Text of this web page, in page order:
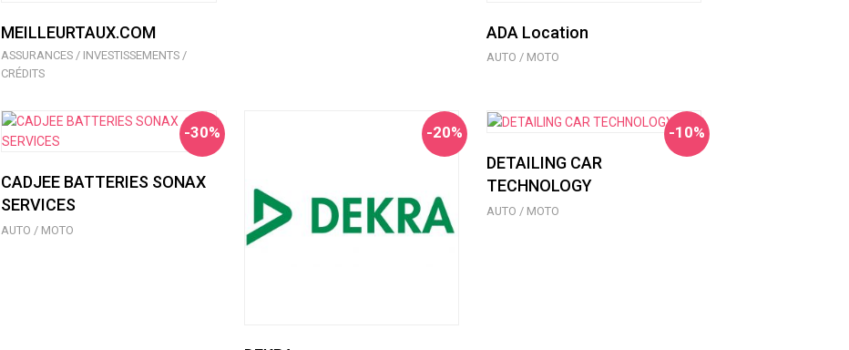
MEILLEURTAUX.COM
ASSURANCES / INVESTISSEMENTS /
CRÉDITS
ADA Location
AUTO / MOTO
-30%
CADJEE BATTERIES SONAX
SERVICES
AUTO / MOTO
-20% -10%
DETAILING CAR
TECHNOLOGY
AUTO / MOTO